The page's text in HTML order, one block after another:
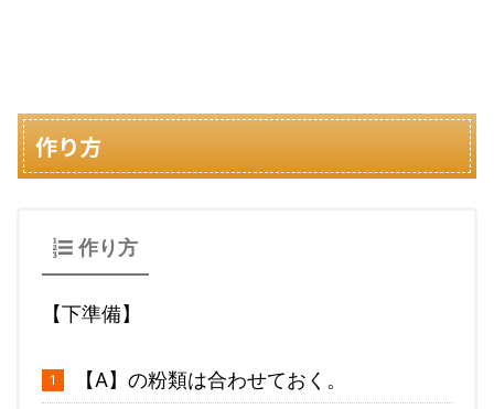
作り方
作り方
【下準備】
【A】の粉類は合わせておく。